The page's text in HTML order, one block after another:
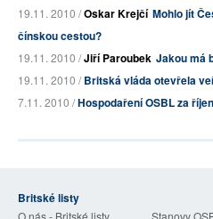
19.11. 2010 /Oskar Krejčí Mohlo jít
čínskou cestou?
19.11. 2010 /Jiří Paroubek Jakou má
19.11. 2010 /Britská vláda otevřela
7.11. 2010 /Hospodaření OSBL za
Britské listy
O nás - Britské listy Stanovy